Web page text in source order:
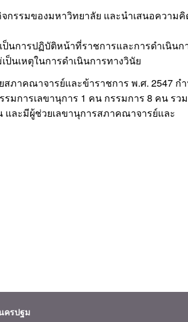
รรมของมหาวิทยาลัย และนำเสนอความคิ
การปฏิบัติหน้าที่ราชการและการดำเนินก
นเหตุในการดำเนินการทางวินัย
ภาคณาจารย์และข้าราชการ พ.ศ. 2547 ก
มการเลขานุการ 1 คน กรรมการ 8 คน รว
ละมีผู้ช่วยเลขานุการสภาคณาจารย์และ
ครปฐม